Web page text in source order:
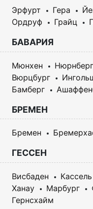
Эрфурт Гера
Ордруф
Грайц
БАВАРИЯ
Мюнхен Нюрнберг
Вюрцбург
Бамберг
БРЕМЕН
Бремен
ГЕССЕН
Висбаден Кассель
Ханау
Марбург
Гернсхайм